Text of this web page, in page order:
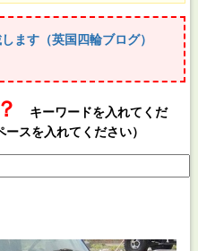
ます（英国四輪ブログ）
キーワードを入れてくだ
スを入れてください）